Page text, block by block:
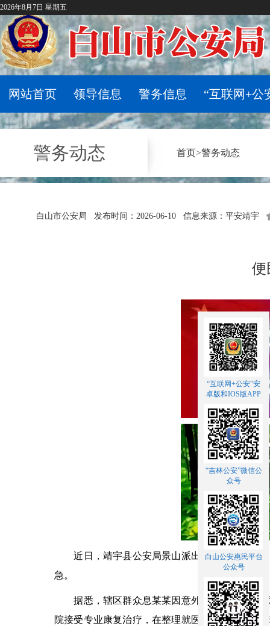
2026年8月7日 星期五
网站首页 领导信息 警务信息 “互联网+公
警务动态 首页>警务动态
白山市公安局 发布时间：2026-06-10 信息来源：平安靖宇
便
近日，靖宇县公安局景山派出所民警主动上门
急。
据悉，辖区群众息某某因意外造成脊髓损伤、
院接受专业康复治疗，在整理就医证件资料时，
“互联网+公安”安
卓版和IOS版APP
“吉林公安”微信公
众号
白山公安惠民平台
公众号